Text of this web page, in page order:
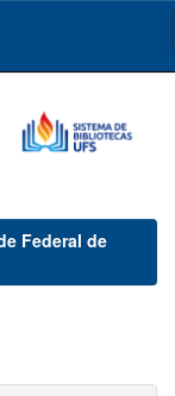
Federal de